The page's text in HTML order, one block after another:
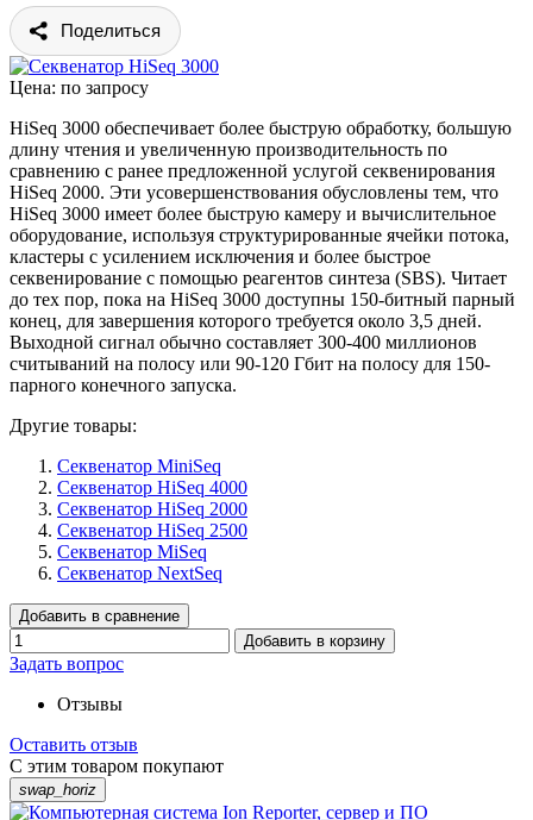
Поделиться
Цена: по запросу
HiSeq 3000 обеспечивает более быструю обработку, большую
длину чтения и увеличенную производительность по
сравнению с ранее предложенной услугой секвенирования
HiSeq 2000. Эти усовершенствования обусловлены тем, что
HiSeq 3000 имеет более быструю камеру и вычислительное
оборудование, используя структурированные ячейки потока,
кластеры с усилением исключения и более быстрое
секвенирование с помощью реагентов синтеза (SBS). Читает
до тех пор, пока на HiSeq 3000 доступны 150-битный парный
конец, для завершения которого требуется около 3,5 дней.
Выходной сигнал обычно составляет 300-400 миллионов
считываний на полосу или 90-120 Гбит на полосу для 150-
парного конечного запуска.
Другие товары:
Секвенатор MiniSeq
Секвенатор HiSeq 4000
Секвенатор HiSeq 2000
Секвенатор HiSeq 2500
Секвенатор MiSeq
Секвенатор NextSeq
Добавить в сравнение
Добавить в корзину
Задать вопрос
Отзывы
Оставить отзыв
С этим товаром покупают
swap_horiz